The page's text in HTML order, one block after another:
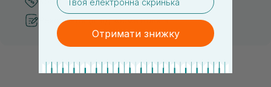
Рекомендації від косметологів
Отримати знижку